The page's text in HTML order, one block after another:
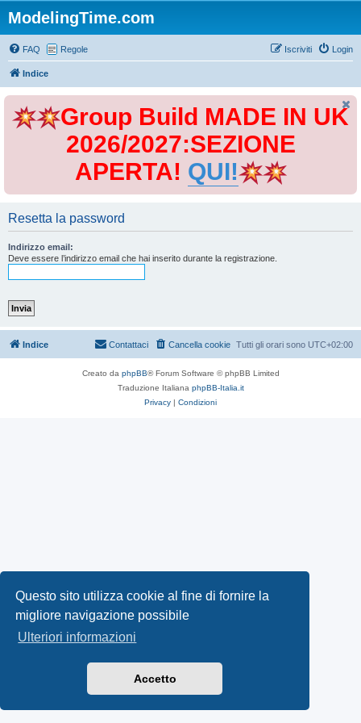
Questo sito utilizza cookie al fine di fornire la
migliore navigazione possibile
Ulteriori informazioni
Accetto
ModelingTime.com
FAQ Regole Login
Iscriviti
Indice
Group Build MADE IN UK
2026/2027:SEZIONE
APERTA! QUI!
Resetta la password
Indirizzo email:
Deve essere l’indirizzo email che hai inserito durante la registrazione.
Indice Tutti gli orari sono UTC+02:00
Cancella cookie
Contattaci
Creato da phpBB® Forum Software © phpBB Limited
Traduzione Italiana phpBB-Italia.it
Privacy | Condizioni